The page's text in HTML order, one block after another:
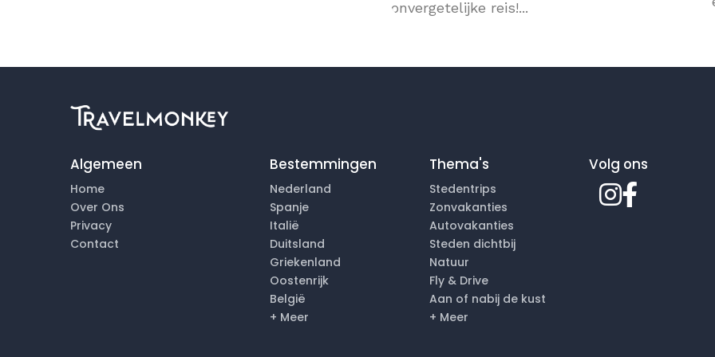
onvergetelijke reis!...
Algemeen
Home
Over Ons
Privacy
Contact
Bestemmingen
Nederland
Spanje
Italië
Duitsland
Griekenland
Oostenrijk
België
+ Meer
Thema's
Stedentrips
Zonvakanties
Autovakanties
Steden dichtbij
Natuur
Fly & Drive
Aan of nabij de kust
+ Meer
Volg ons